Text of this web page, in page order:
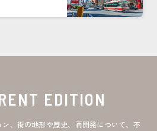
EDITION
、街の地形や歴史、再開発について、不